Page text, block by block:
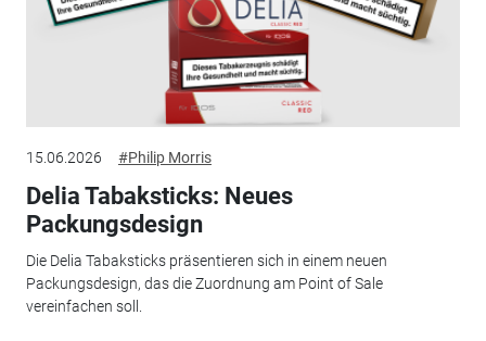
15.06.2026 #Philip Morris
Delia Tabaksticks: Neues
Packungsdesign
Die Delia Tabaksticks präsentieren sich in einem neuen
Packungsdesign, das die Zuordnung am Point of Sale
vereinfachen soll.